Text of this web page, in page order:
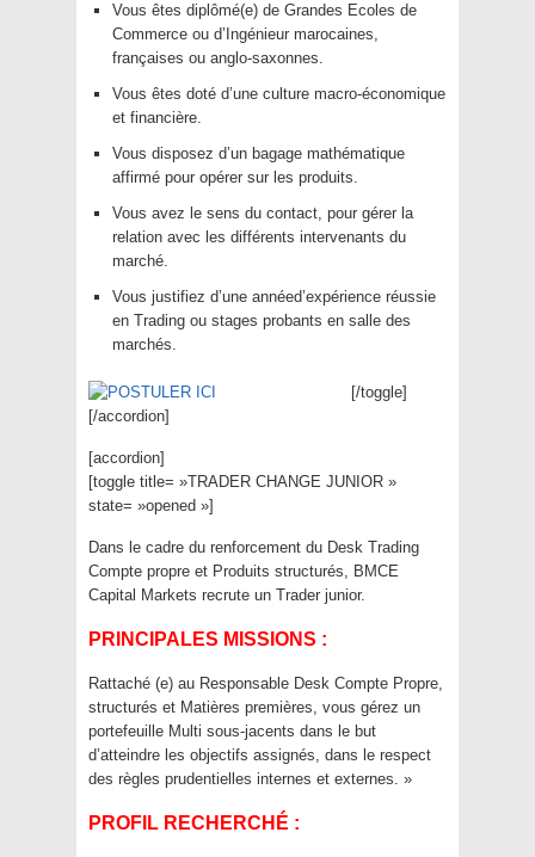
Vous êtes diplômé(e) de Grandes Ecoles de
Commerce ou d’Ingénieur marocaines,
françaises ou anglo-saxonnes.
Vous êtes doté d’une culture macro-économique
et financière.
Vous disposez d’un bagage mathématique
affirmé pour opérer sur les produits.
Vous avez le sens du contact, pour gérer la
relation avec les différents intervenants du
marché.
Vous justifiez d’une annéed’expérience réussie
en Trading ou stages probants en salle des
marchés.
[/toggle]
[/accordion]
[accordion]
[toggle title= »TRADER CHANGE JUNIOR »
state= »opened »]
Dans le cadre du renforcement du Desk Trading
Compte propre et Produits structurés, BMCE
Capital Markets recrute un Trader junior.
PRINCIPALES MISSIONS :
Rattaché (e) au Responsable Desk Compte Propre,
structurés et Matières premières, vous gérez un
portefeuille Multi sous-jacents dans le but
d’atteindre les objectifs assignés, dans le respect
des règles prudentielles internes et externes. »
PROFIL RECHERCHÉ :